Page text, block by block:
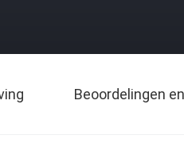
Beoordelingen